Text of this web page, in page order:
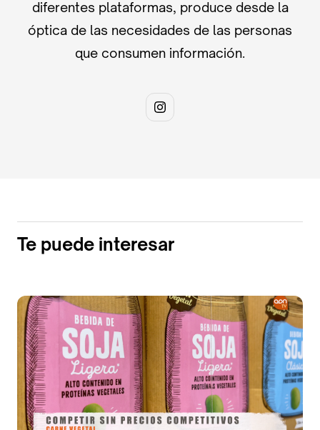
diferentes plataformas, produce desde la
óptica de las necesidades de las personas
que consumen información.
Te puede interesar